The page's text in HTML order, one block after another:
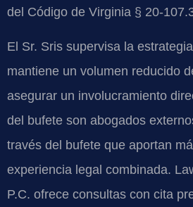
del Código de Virginia § 20-
El Sr. Sris supervisa la
mantiene un volumen reducido
asegurar un involucramiento
del bufete son abogados
través del bufete que aportan
experiencia legal combinada.
P.C. ofrece consultas con cita